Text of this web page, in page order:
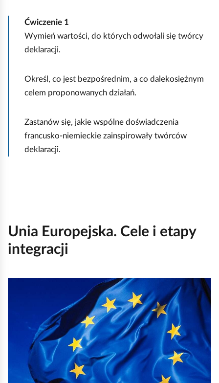
Ćwiczenie 1
Wymień wartości, do których odwołali się twórcy
deklaracji.
Określ, co jest bezpośrednim, a co dalekosiężnym
celem proponowanych działań.
Zastanów się, jakie wspólne doświadczenia
francusko‑niemieckie zainspirowały twórców
deklaracji.
Unia Europejska. Cele i etapy
integracji